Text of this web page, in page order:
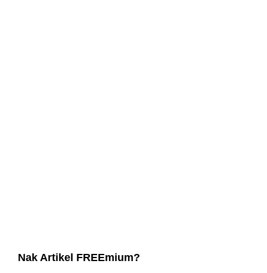
Nak Artikel FREEmium?